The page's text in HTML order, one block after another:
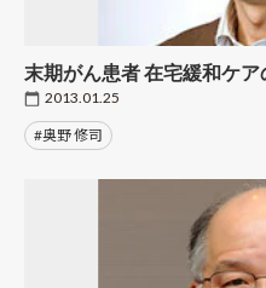
末期がん患者 在宅緩和ケ
2013.01.25
#奥野 修司